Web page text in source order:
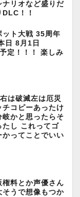
ナリオなど盛りだ
DLC！！
ット大戦 35周年
日 8月1日
定！！！ 楽しみ
は破滅左は厄災
コピーあったけ
岐かと思ったらそ
たし これってゴ
かってことでいい
権料とか声優さん
そうで想像もつか